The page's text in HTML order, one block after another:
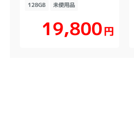
128GB 未使用品
19,800円